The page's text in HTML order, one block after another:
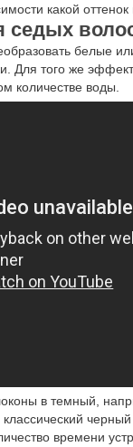
какой
седых
белые
Для того же
количестве воды.
в темный,
времени